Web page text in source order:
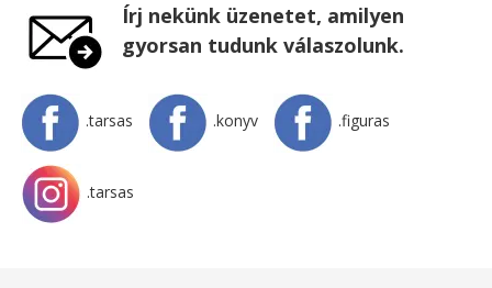
Írj nekünk üzenetet, amilyen
gyorsan tudunk válaszolunk.
.tarsas .konyv .figuras
.tarsas